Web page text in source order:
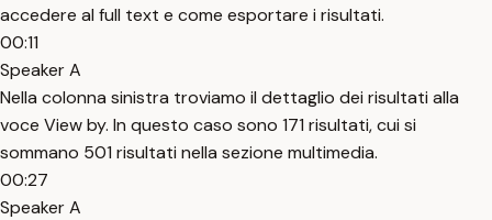
accedere al full text e come esportare i risultati.
00:11
Speaker A
Nella colonna sinistra troviamo il dettaglio dei risultati alla
voce View by. In questo caso sono 171 risultati, cui si
sommano 501 risultati nella sezione multimedia.
00:27
Speaker A